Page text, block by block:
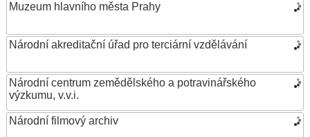
Muzeum hlavního města Prahy
Národní akreditační úřad pro terciární vzdělávání
Národní centrum zemědělského a potravinářského
výzkumu, v.v.i.
Národní filmový archiv